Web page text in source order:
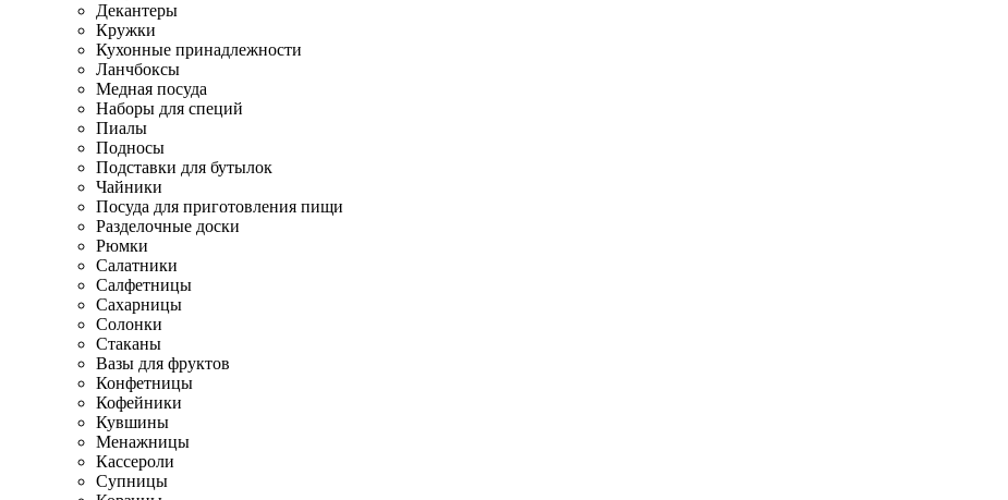
Декантеры
Кружки
Кухонные принадлежности
Ланчбоксы
Медная посуда
Наборы для специй
Пиалы
Подносы
Подставки для бутылок
Чайники
Посуда для приготовления пищи
Разделочные доски
Рюмки
Салатники
Салфетницы
Сахарницы
Солонки
Стаканы
Вазы для фруктов
Конфетницы
Кофейники
Кувшины
Менажницы
Кассероли
Супницы